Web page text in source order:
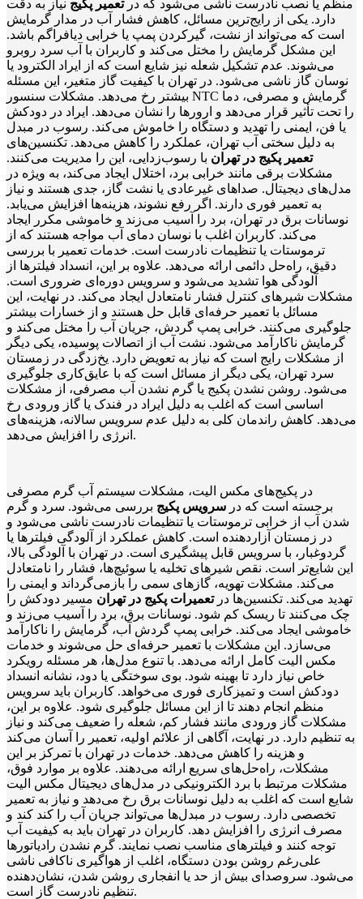
منظم یا نصب نادرست ناشی می‌شود که درتعمیر پکیج نیاز به دقت
دارد. یکی از رایج‌ترین مسائل، کاهش فشار آب در مدار گرمایش
است که می‌تواند از نشت، گیرکردن پمپ یا خرابی دیافراگم باشد.
این مشکل گرمایش را مختل می‌کند و کاربران با آب سرد روبرو
می‌شوند. عدم تشکیل شعله نیز شایع است که از ایراد الکترود یا
نوسان گاز ناشی می‌شود. در تهران با کیفیت گاز متغیر، این مسئله
بیشتر رخ می‌دهد. مشکلات سنسور NTC گرمایش و مصرفی، دما
را تحت تأثیر قرار می‌دهد و ارورها را نشان می‌دهد. ایراد در دودکش
یا فن، ایمنی را تهدید و دستگاه را خاموش می‌کند. رسوب در مبدل
به دلیل سختی آب تهران، عملکرد را کاهش می‌دهد. تکنسین‌های
تعمیر پکیج در تهران با رسوب‌زدایی، این را مدیریت می‌کنند.
مشکلات برقی مانند خرابی برد، اختلال ایجاد می‌کند، به ویژه در
مدل‌های دیجیتال. صداهای غیرعادی یا نشت گاز، جدی هستند و نیاز
به تعمیر فوری دارند. اگر رفع نشوند، هزینه‌ها افزایش می‌یابد.
نوسانات برق در تهران، برد را آسیب می‌زند و خاموشی مکرر ایجاد
می‌کند. کاربران اغلب با نوسان دمای آب مواجه هستند که از
ترموستات یا تنظیمات نادرست است. خدمات تعمیر با بررسی
دقیق، راه‌حل دائمی ارائه می‌دهد. علاوه بر این، انسداد فیلترها از
آلودگی هوا تشدید می‌شود و سرویس دوره‌ای ضروری است.
مشکلات شیرهای کنترل فشار نامتعادل ایجاد می‌کند. در نهایت، این
مسائل با تعمیر حرفه‌ای قابل حل هستند و از خسارات بیشتر
جلوگیری می‌کنند. خرابی پمپ گردش، جریان آب را مختل می‌کند و
گرمایش ناکارآمد می‌شود. نشت آب از اتصالات پوسیده، یکی دیگر
از مشکلات رایج است که نیاز به تعویض دارد. یخ‌زدگی در زمستان
سرد تهران، یکی دیگر از مسائل است که با عایق‌کاری جلوگیری
می‌شود. روشن نشدن پکیج یا گرم نشدن آب مصرفی، از مشکلات
اساسی است که اغلب به دلیل ایراد در فندک یا گاز ورودی رخ
می‌دهد. کاهش راندمان کلی به دلیل عدم سرویس سالانه، هزینه‌های
انرژی را افزایش می‌دهد.
در پکیج‌های مکس الیت، مشکلات سیستم آب گرم مصرفی
برجسته است که در سرویس پکیج بررسی می‌شود. سرد و گرم
شدن آب از خرابی ترموستات یا تنظیمات نادرست ناشی می‌شود و
در زمستان آزاردهنده است. کاهش عملکرد از آلودگی فیلترها یا
گردوغبار، با سرویس قابل پیشگیری است. در تهران با آلودگی بالا،
این شایع‌تر است. نقص شیرهای تخلیه یا سوئیچ‌ها، فشار را نامتعادل
می‌کند. مشکلات تهویه، گازهای سمی را بازمی‌گرداند و ایمنی را
تهدید می‌کند. تکنسین‌ها درتعمیرات پکیج در تهران مسیر دودکش را
چک می‌کنند تا ریسک کم شود. نوسانات برق، برد را آسیب می‌زند و
خاموشی ایجاد می‌کند. خرابی پمپ گردش آب، گرمایش را ناکارآمد
می‌سازد. این مشکلات با تعمیر حرفه‌ای حل می‌شوند و خدمات
مکس الیت کامل ارائه می‌دهد. با تنوع مدل‌ها، هر مسئله رویکرد
خاص نیاز دارد تا بهینه شود. بوی سوختگی یا دود، نشانه انسداد
دودکش است و تمیزکاری فوری می‌خواهد. کاربران باید سرویس
منظم انجام دهند تا از این مسائل جلوگیری شود. علاوه بر این،
مشکلات گاز ورودی مانند فشار کم، شعله را ضعیف می‌کند و نیاز
به تنظیم دارد. در نهایت، آگاهی از علائم اولیه، تعمیر را آسان می‌کند
و هزینه را کاهش می‌دهد. خدمات در تهران با تمرکز بر این
مشکلات، راه‌حل‌های سریع ارائه می‌دهند. علاوه بر موارد فوق،
مشکلات مرتبط با برد الکترونیکی در مدل‌های دیجیتال مکس الیت
شایع است که اغلب به دلیل نوسانات برق رخ می‌دهد و نیاز به تعمیر
تخصصی دارد. رسوب در مبدل‌ها می‌تواند جریان آب را کند کند و
مصرف انرژی را افزایش دهد. کاربران در تهران باید به کیفیت آب
توجه کنند و فیلترهای مناسب نصب نمایند. گرم نشدن رادیاتورها
علی‌رغم روشن بودن دستگاه، اغلب از هواگیری ناکافی ناشی
می‌شود. سروصدای بیش از حد یا انفجاری روشن شدن، نشان‌دهنده
تنظیم نادرست گاز است.